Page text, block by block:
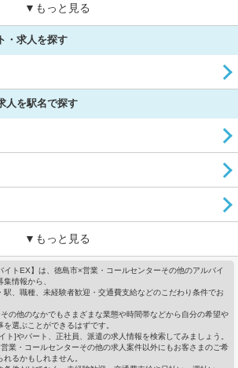
▼もっと見る
・求人を探す
人を駅名で探す
▼もっと見る
イトEX】は、徳島市×営業・コールセンターその他のアルバイ
情報から、
駅、職種、未経験者歓迎・交通費支給などのこだわり条件でお
の他のなかでもさまざまな業態や時間帯などから自分の希望や
選ぶことができるはずです。
ト]やパート、正社員、派遣の求人情報を検索してみましょう。
業・コールセンターその他の求人案件以外にもお客さまのご希
るかもしれません。